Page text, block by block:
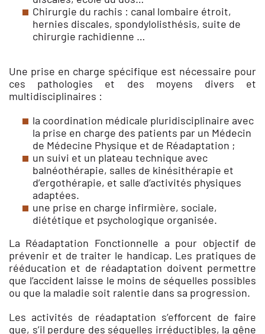
Chirurgie du rachis : canal lombaire étroit,
hernies discales, spondylolisthésis, suite de
chirurgie rachidienne …
Une prise en charge spécifique est nécessaire pour
ces pathologies et des moyens divers et
multidisciplinaires :
la coordination médicale pluridisciplinaire avec
la prise en charge des patients par un Médecin
de Médecine Physique et de Réadaptation ;
un suivi et un plateau technique avec
balnéothérapie, salles de kinésithérapie et
d’ergothérapie, et salle d’activités physiques
adaptées.
une prise en charge infirmière, sociale,
diététique et psychologique organisée.
La Réadaptation Fonctionnelle a pour objectif de
prévenir et de traiter le handicap. Les pratiques de
rééducation et de réadaptation doivent permettre
que l’accident laisse le moins de séquelles possibles
ou que la maladie soit ralentie dans sa progression.
Les activités de réadaptation s’efforcent de faire
que, s’il perdure des séquelles irréductibles, la gêne